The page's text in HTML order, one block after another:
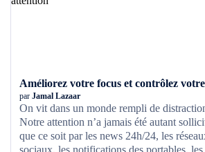
par Jamal Lazaar
On vit dans un monde rempli de
Notre attention n’a jamais été autant
que ce soit par les news 24h/24, les
sociaux, les notifications des portables, les